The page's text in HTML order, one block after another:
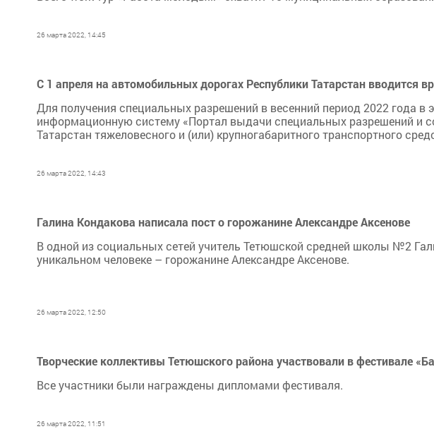
26 марта 2022, 14:45
С 1 апреля на автомобильных дорогах Республики Татарстан вводится
Для получения специальных разрешений в весенний период 2022 года
информационную систему «Портал выдачи специальных разрешений и
Татарстан тяжеловесного и (или) крупногабаритного транспортного
26 марта 2022, 14:43
Галина Кондакова написала пост о горожанине Александре Аксенове
В одной из социальных сетей учитель Тетюшской средней школы №2
уникальном человеке – горожанине Александре Аксенове.
26 марта 2022, 12:50
Творческие коллективы Тетюшского района участвовали в фестивале
Все участники были награждены дипломами фестиваля.
26 марта 2022, 11:51